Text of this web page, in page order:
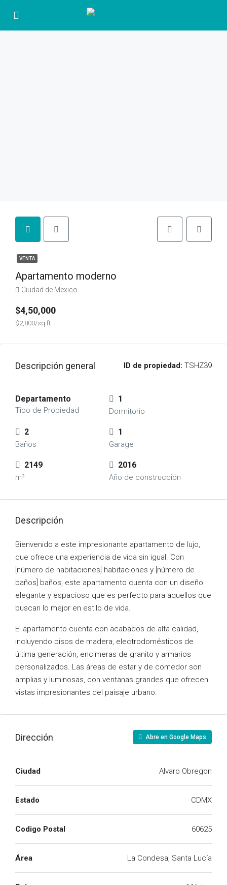
VENTA
Apartamento moderno
Ciudad de Mexico
$4,50,000
$2,800/sq ft
Descripción general ID de propiedad: TSHZ39
Departamento
Tipo de Propiedad
1
Dormitorio
2
Baños
1
Garage
2149
m²
2016
Año de construcción
Descripción
Bienvenido a este impresionante apartamento de lujo,
que ofrece una experiencia de vida sin igual. Con
[número de habitaciones] habitaciones y [número de
baños] baños, este apartamento cuenta con un diseño
elegante y espacioso que es perfecto para aquellos que
buscan lo mejor en estilo de vida.
El apartamento cuenta con acabados de alta calidad,
incluyendo pisos de madera, electrodomésticos de
última generación, encimeras de granito y armarios
personalizados. Las áreas de estar y de comedor son
amplias y luminosas, con ventanas grandes que ofrecen
vistas impresionantes del paisaje urbano.
Dirección Abre en Google Maps
Ciudad Alvaro Obregon
Estado CDMX
Codigo Postal 60625
Área La Condesa, Santa Lucía